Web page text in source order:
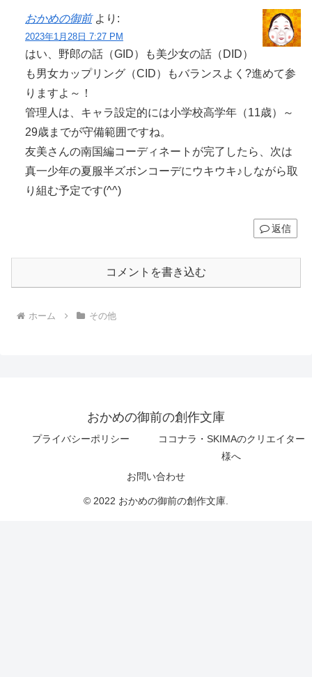
おかめの御前 より:
2023年1月28日 7:27 PM
はい、野郎の話（GID）も美少女の話（DID）
も男女カップリング（CID）もバランスよく?進めて参
りますよ～！
管理人は、キャラ設定的には小学校高学年（11歳）～
29歳までが守備範囲ですね。
友美さんの南国編コーディネートが完了したら、次は
真一少年の夏服半ズボンコーデにウキウキ♪しながら取
り組む予定です(^^)
返信
コメントを書き込む
ホーム その他
おかめの御前の創作文庫
プライバシーポリシー
ココナラ・SKIMAのクリエイター
様へ
お問い合わせ
© 2022 おかめの御前の創作文庫.